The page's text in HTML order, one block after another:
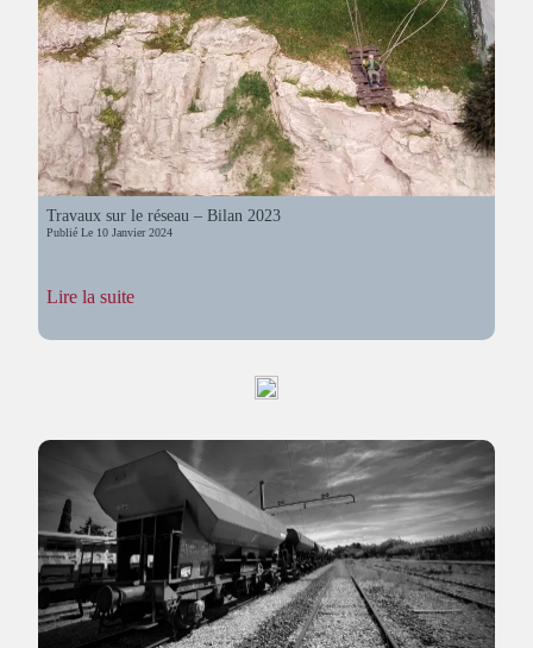
Travaux sur le réseau – Bilan 2023
Publié Le 10 Janvier 2024
Lire la suite:
sur
2023